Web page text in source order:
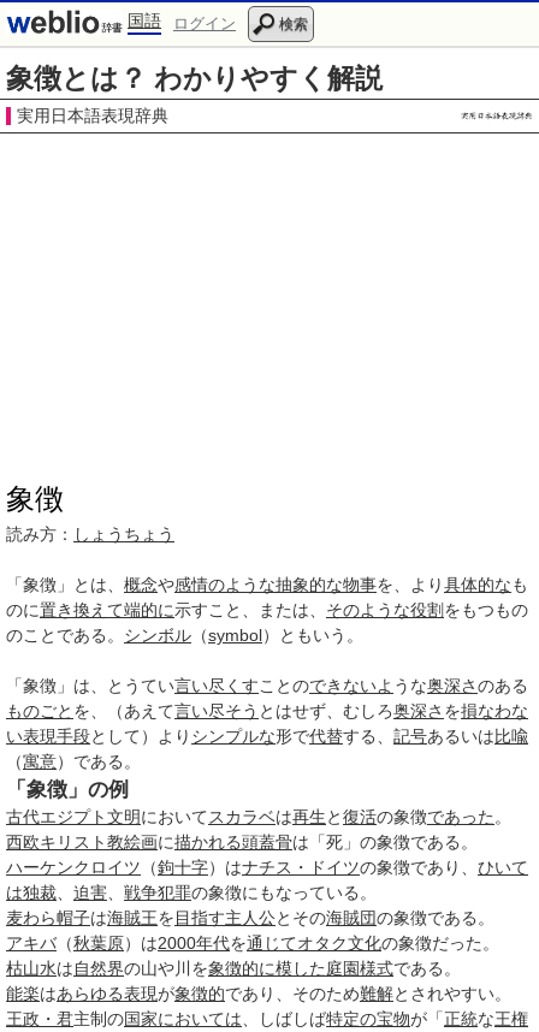
国語 ログイン 検索
象徴とは？ わかりやすく解説
実用日本語表現辞典
象徴
読み方： しょうちょう
「象徴」とは、 概念や感情のような抽象的な物事を、より具体的なも
のに置き換えて端的に示すこと、または、 そのような役割 をもつもの
のことである。 シンボル （symbol）ともいう。
「象徴」は、とうてい言い尽くすことのできないよ うな奥深さのある
ものごと を、（あえて言い尽そう とはせず、むしろ奥深さ を損なわな
い表現手段として）より シンプルな形で代替する、 記号あるいは比喩
（寓意）である。
「象徴」の例
古代エジプト文明においてスカラベは再生と復活の象徴であった 。
西欧キリスト教絵画に描かれる頭蓋骨は「死」の象徴である。
ハーケンクロイツ （鉤十字）はナチス・ドイツの象徴であり、 ひいて
は独裁 迫害 戦争犯罪の象徴にもなっている。
麦わら帽子は海賊王を目指す主人公とその海賊団の象徴である。
アキバ（秋葉原）は2000年代を通じてオタク文化の象徴だった。
枯山水は自然界の山や川を象徴的に模した庭園様式である。
能楽はあらゆる表現が象徴的であり、そのため難解とされやすい。
王政・君主制の国家においては 、しばしば特定の宝物が「正統な王権